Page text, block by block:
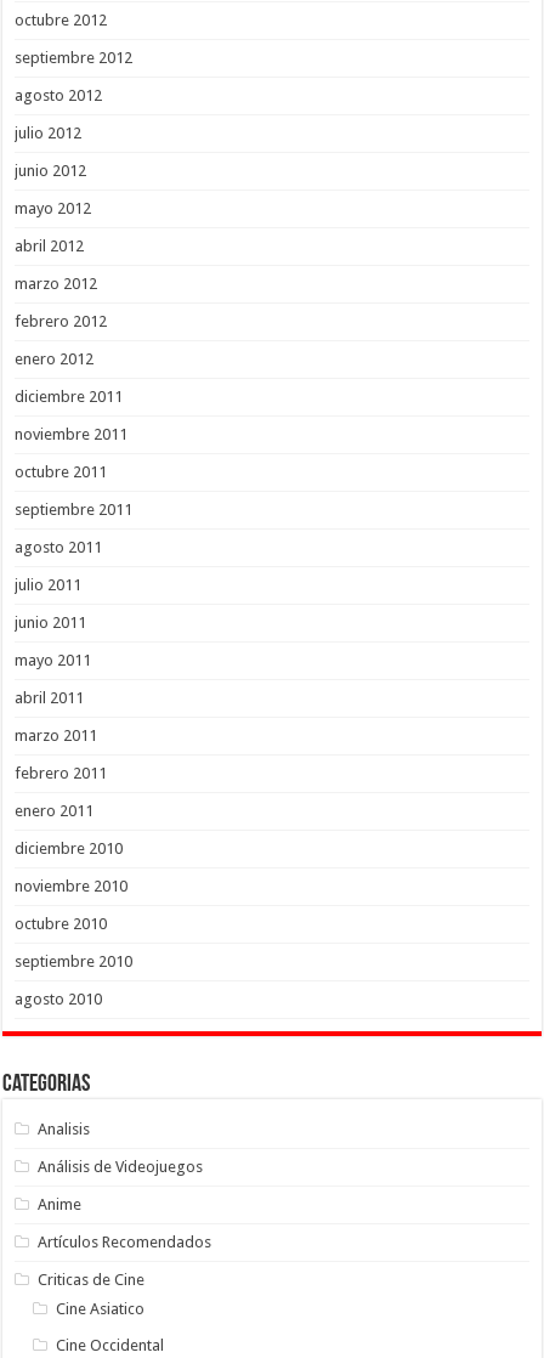
octubre 2012
septiembre 2012
agosto 2012
julio 2012
junio 2012
mayo 2012
abril 2012
marzo 2012
febrero 2012
enero 2012
diciembre 2011
noviembre 2011
octubre 2011
septiembre 2011
agosto 2011
julio 2011
junio 2011
mayo 2011
abril 2011
marzo 2011
febrero 2011
enero 2011
diciembre 2010
noviembre 2010
octubre 2010
septiembre 2010
agosto 2010
Categorias
Analisis
Análisis de Videojuegos
Anime
Artículos Recomendados
Criticas de Cine
Cine Asiatico
Cine Occidental